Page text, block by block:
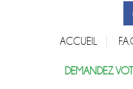
ACCUEIL
DEMANDEZ